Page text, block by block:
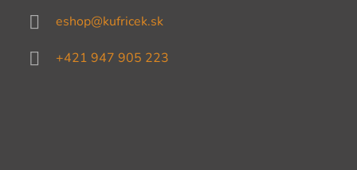
eshop@kufricek.sk
+421 947 905 223